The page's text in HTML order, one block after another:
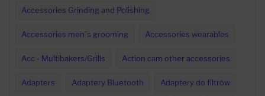
Accessories Grinding and Polishing
Accessories men´s grooming Accessories wearables
Acc - Multibakers/Grills Action cam other accessories
Adapters Adaptery Bluetooth Adaptery do filtrów